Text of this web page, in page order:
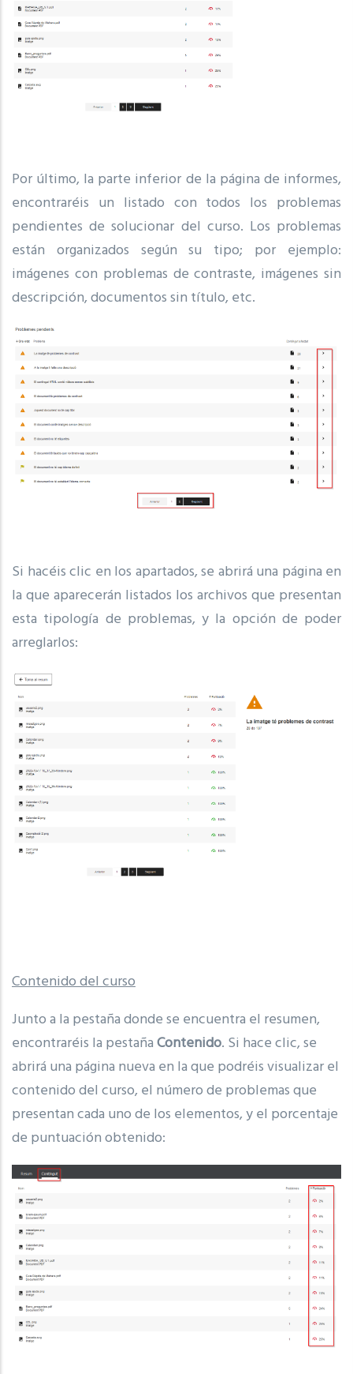
Por último, la parte inferior de la página de informes,
encontraréis un listado con todos los problemas
pendientes de solucionar del curso. Los problemas
están organizados según su tipo; por ejemplo:
imágenes con problemas de contraste, imágenes sin
descripción, documentos sin título, etc.
Si hacéis clic en los apartados, se abrirá una página en
la que aparecerán listados los archivos que presentan
esta tipología de problemas, y la opción de poder
arreglarlos:
Contenido del curso
Junto a la pestaña donde se encuentra el resumen,
encontraréis la pestañaContenido. Si hace clic, se
abrirá una página nueva en la que podréis visualizar el
contenido del curso, el número de problemas que
presentan cada uno de los elementos, y el porcentaje
de puntuación obtenido: